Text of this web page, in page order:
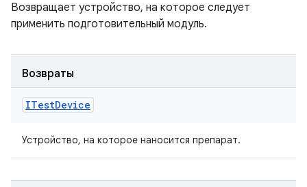
Возвращает устройство, на которое следует
применить подготовительный модуль.
Возвраты
ITestDevice
Устройство, на которое наносится препарат.